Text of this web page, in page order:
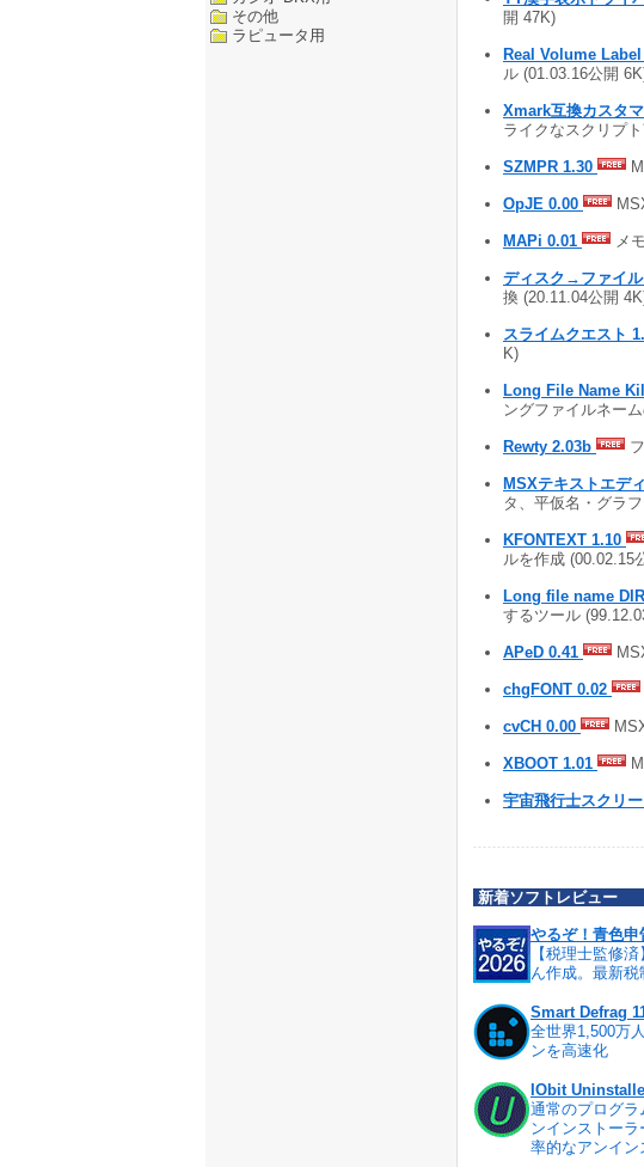
その他
ラピュータ用
開 47K)
Real Volume Label
ル (01.03.16公開
Xmark互換カスタ
ライクなスクリプ
SZMPR 1.30
OpJE 0.00
MAPi 0.01 メ
ディスク→ファイ
換 (20.11.04公開
スライムクエスト
K)
Long File Name
ングファイルネー
Rewty 2.03b
MSXテキストエデ
タ、平仮名・グラ
KFONTEXT 1.10
ルを作成 (00.02.15
Long file name
するツール
APeD 0.41
chgFONT 0.02
cvCH 0.00
XBOOT 1.01
宇宙飛行士スクリ
新着ソフトレビュー
やるぞ！青色
【税理士監修
ん作成。最新税
Smart Defrag
全世界1,500万
ンを高速化
IObit
通常のプログ
ンインストー
率的なアンイン